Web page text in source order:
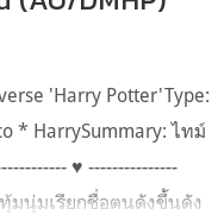
'Harry Potter'Type:
* HarrySummary: ไทม์
♥ ---------------
มนุ่มเรียกช่ื่อตนดังขึ้นดัง